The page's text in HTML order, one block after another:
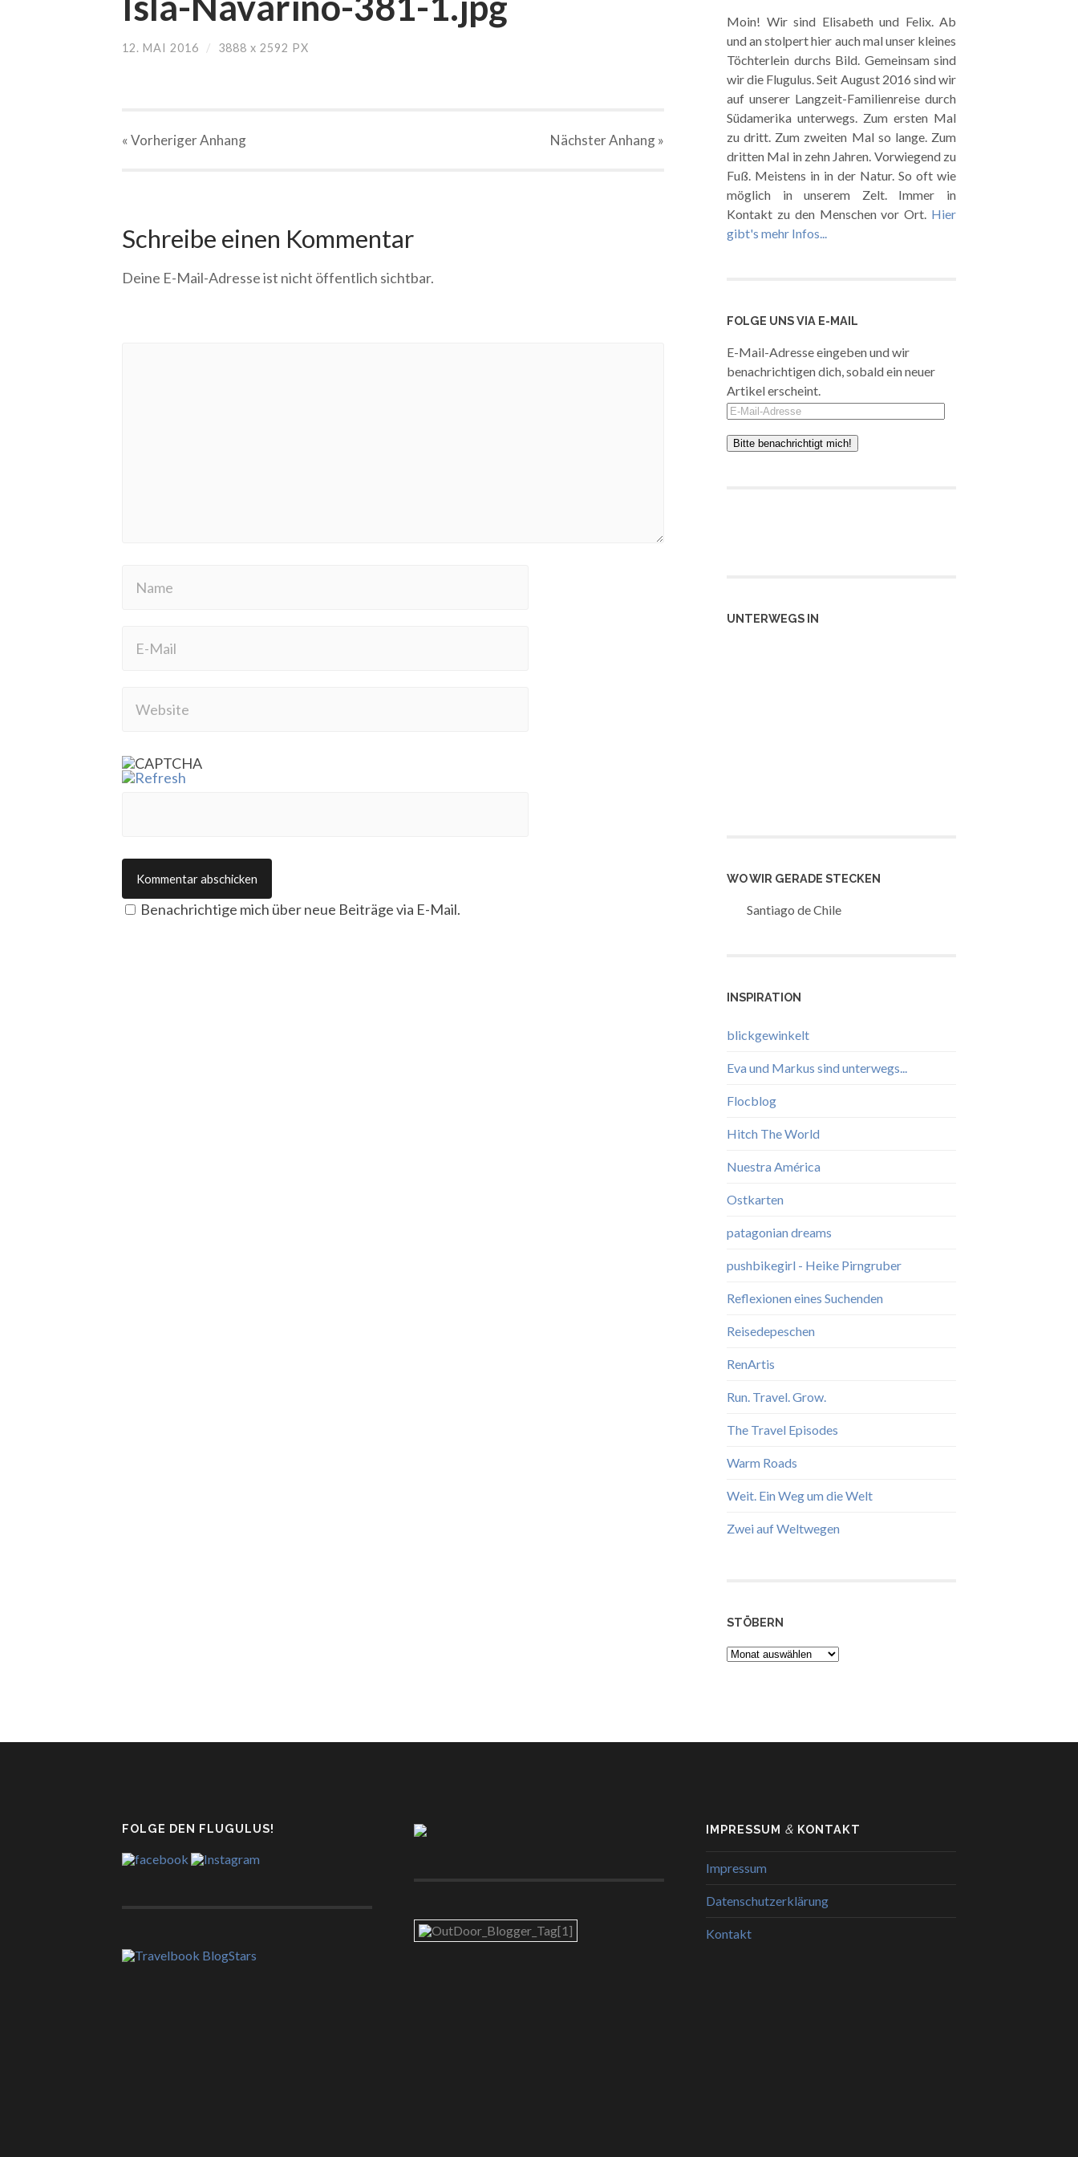
12. MAI 2016 / 3888 x 2592 PX
« VorherigerAnhang NächsterAnhang»
Schreibe einen Kommentar
Deine E-Mail-Adresse ist nicht öffentlich sichtbar.
Benachrichtige mich über neue Beiträge via E-Mail.
Moin! Wir sind Elisabeth und Felix. Ab
und an stolpert hier auch mal unser kleines
Töchterlein durchs Bild. Gemeinsam sind
wir die Flugulus. Seit August 2016 sind wir
auf unserer Langzeit-Familienreise durch
Südamerika unterwegs. Zum ersten Mal
zu dritt. Zum zweiten Mal so lange. Zum
dritten Mal in zehn Jahren. Vorwiegend zu
Fuß. Meistens in in der Natur. So oft wie
möglich in unserem Zelt. Immer in
Kontakt zu den Menschen vor Ort. Hier
gibt's mehr Infos...
FOLGE UNS VIA E-MAIL
E-Mail-Adresse eingeben und wir
benachrichtigen dich, sobald ein neuer
Artikel erscheint.
E-
Mail-
Adresse
UNTERWEGS IN
WO WIR GERADE STECKEN
Santiago de Chile
INSPIRATION
blickgewinkelt
Eva und Markus sind unterwegs...
Flocblog
Hitch The World
Nuestra América
Ostkarten
patagonian dreams
pushbikegirl - Heike Pirngruber
Reflexionen eines Suchenden
Reisedepeschen
RenArtis
Run. Travel. Grow.
The Travel Episodes
Warm Roads
Weit. Ein Weg um die Welt
Zwei auf Weltwegen
STÖBERN
Stöbern
FOLGE DEN FLUGULUS! IMPRESSUM & KONTAKT
Impressum
Datenschutzerklärung
Kontakt